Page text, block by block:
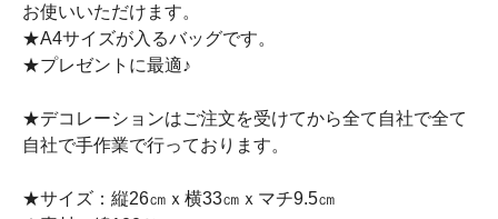
お使いいただけます。
★A4サイズが入るバッグです。
★プレゼントに最適♪
★デコレーションはご注文を受けてから全て自社で全て
自社で手作業で行っております。
★サイズ：縦26㎝ｘ横33㎝ｘマチ9.5㎝